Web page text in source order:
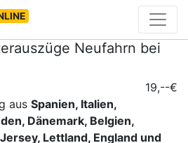
Neufahrn bei
19,--€
aus Spanien, Italien,
Dänemark, Belgien,
Lettland, England und